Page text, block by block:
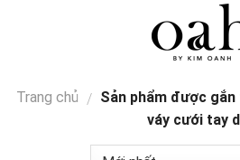
Trang chủ / Sản phẩm được
váy cưới tay